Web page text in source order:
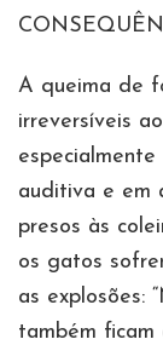
A queima de
irreversíveis
auditiva e em
presos às
os gatos
as explosões:
também